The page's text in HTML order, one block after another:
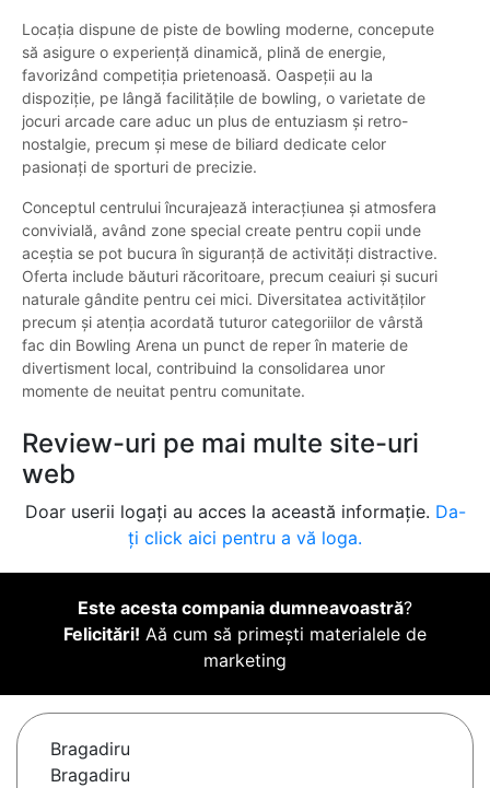
Locația dispune de piste de bowling moderne, concepute
să asigure o experiență dinamică, plină de energie,
favorizând competiția prietenoasă. Oaspeții au la
dispoziție, pe lângă facilitățile de bowling, o varietate de
jocuri arcade care aduc un plus de entuziasm și retro-
nostalgie, precum și mese de biliard dedicate celor
pasionați de sporturi de precizie.
Conceptul centrului încurajează interacțiunea și atmosfera
convivială, având zone special create pentru copii unde
aceștia se pot bucura în siguranță de activități distractive.
Oferta include băuturi răcoritoare, precum ceaiuri și sucuri
naturale gândite pentru cei mici. Diversitatea activităților
precum și atenția acordată tuturor categoriilor de vârstă
fac din Bowling Arena un punct de reper în materie de
divertisment local, contribuind la consolidarea unor
momente de neuitat pentru comunitate.
Review-uri pe mai multe site-uri
web
Doar userii logați au acces la această informație. Da-
ți click aici pentru a vă loga.
Este acesta compania dumneavoastră?
Felicitări! Aă cum să primești materialele de
marketing
Bragadiru
Bragadiru